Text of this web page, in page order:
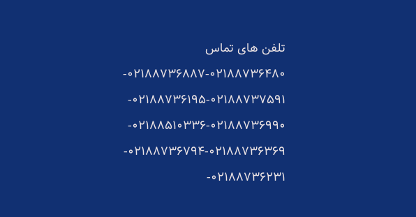
تلفن های تماس
02188736887-02188736480-
02188736195-02188737591-
02188510336-02188736990-
02188736794-02188736369-
02188736231-